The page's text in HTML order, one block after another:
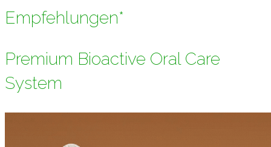
Empfehlungen*
Premium Bioactive Oral Care
System